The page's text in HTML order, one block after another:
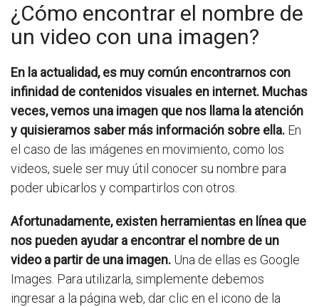
¿Cómo encontrar el nombre de
un video con una imagen?
En la actualidad, es muy común encontrarnos con
infinidad de contenidos visuales en internet. Muchas
veces, vemos una imagen que nos llama la atención
y quisieramos saber más información sobre ella. En
el caso de las imágenes en movimiento, como los
videos, suele ser muy útil conocer su nombre para
poder ubicarlos y compartirlos con otros.
Afortunadamente, existen herramientas en línea que
nos pueden ayudar a encontrar el nombre de un
video a partir de una imagen. Una de ellas es Google
Images. Para utilizarla, simplemente debemos
ingresar a la página web, dar clic en el icono de la